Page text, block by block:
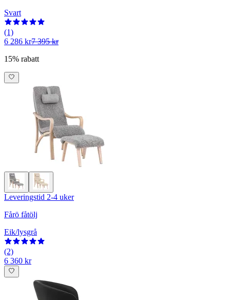
Svart
(1)
6 286 kr7 395 kr
15% rabatt
Leveringstid 2-4 uker
Fårö fåtölj
Eik/lysgrå
(2)
6 360 kr